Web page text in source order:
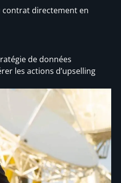
contrat directement en
de données
les actions d’upselling